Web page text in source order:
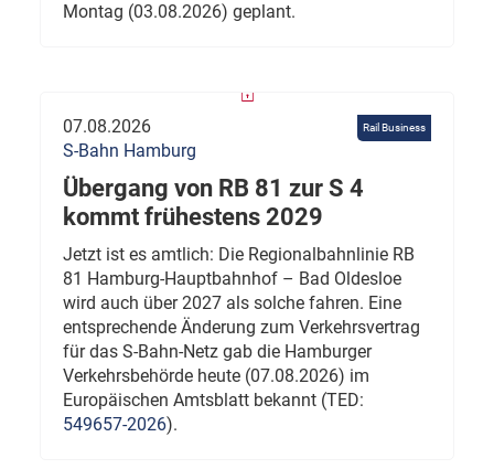
Montag (03.08.2026) geplant.
Rail Business
07.08.2026
S-Bahn Hamburg
Übergang von RB 81 zur S 4
kommt frühestens 2029
Jetzt ist es amtlich: Die Regionalbahnlinie RB
81 Hamburg-Hauptbahnhof – Bad Oldesloe
wird auch über 2027 als solche fahren. Eine
entsprechende Änderung zum Verkehrsvertrag
für das S-Bahn-Netz gab die Hamburger
Verkehrsbehörde heute (07.08.2026) im
Europäischen Amtsblatt bekannt (TED:
549657-2026).